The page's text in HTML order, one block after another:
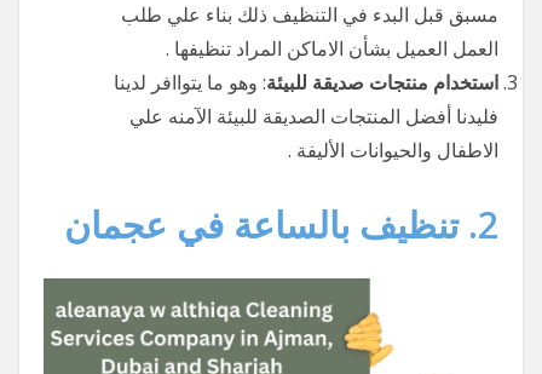
مسبق قبل البدء في التنظيف ذلك بناء علي طلب
العمل العميل بشأن الاماكن المراد تنظيفها .
استخدام منتجات صديقة للبيئة: وهو ما يتواافر لدينا
فليدنا أفضل المنتجات الصديقة للبيئة الآمنه علي
الاطفال والحيوانات الأليفة .
2. تنظيف بالساعة في عجمان